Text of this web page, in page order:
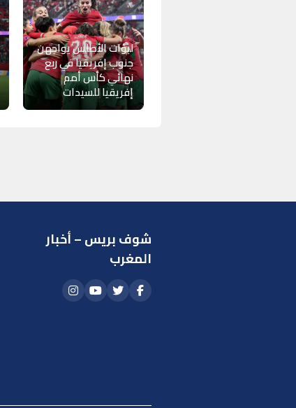
لبؤات الأطلس يواجهن
جنوب إفريقيا في ربع
نهائي كأس أمم
إفريقيا للسيدات
شوف بريس – أخبار
المغرب